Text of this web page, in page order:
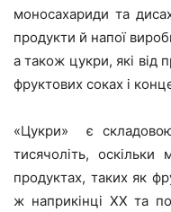
моносахариди та
продукти й напої
а також цукри, які від
фруктових соках і
«Цукри» є
тисячоліть, оскільки
продуктах, таких як
ж наприкінці ХХ та